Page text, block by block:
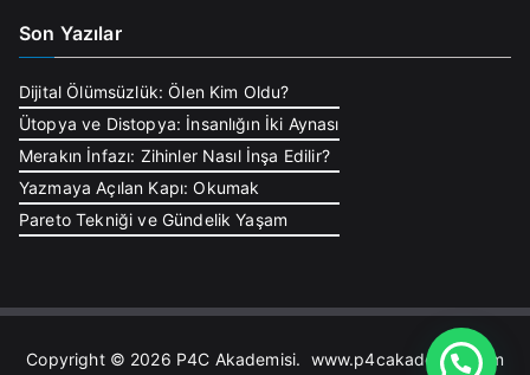
Son Yazılar
Dijital Ölümsüzlük: Ölen Kim Oldu?
Ütopya ve Distopya: İnsanlığın İki Aynası
Merakın İnfazı: Zihinler Nasıl İnşa Edilir?
Yazmaya Açılan Kapı: Okumak
Pareto Tekniği ve Gündelik Yaşam
Copyright © 2026 P4C Akademisi. www.p4cakademisi.com